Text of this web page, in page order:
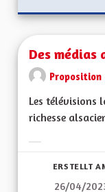
Des médias
Proposition
Les télévisions
richesse
ERSTELLT
26/04/